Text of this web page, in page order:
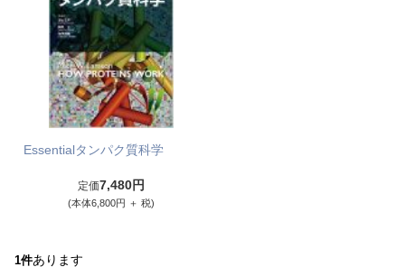
Essentialタンパク質科学
定価7,480円
(本体6,800円 ＋ 税)
1件あります